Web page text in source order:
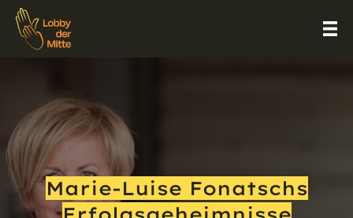
Marie-Luise Fonatschs